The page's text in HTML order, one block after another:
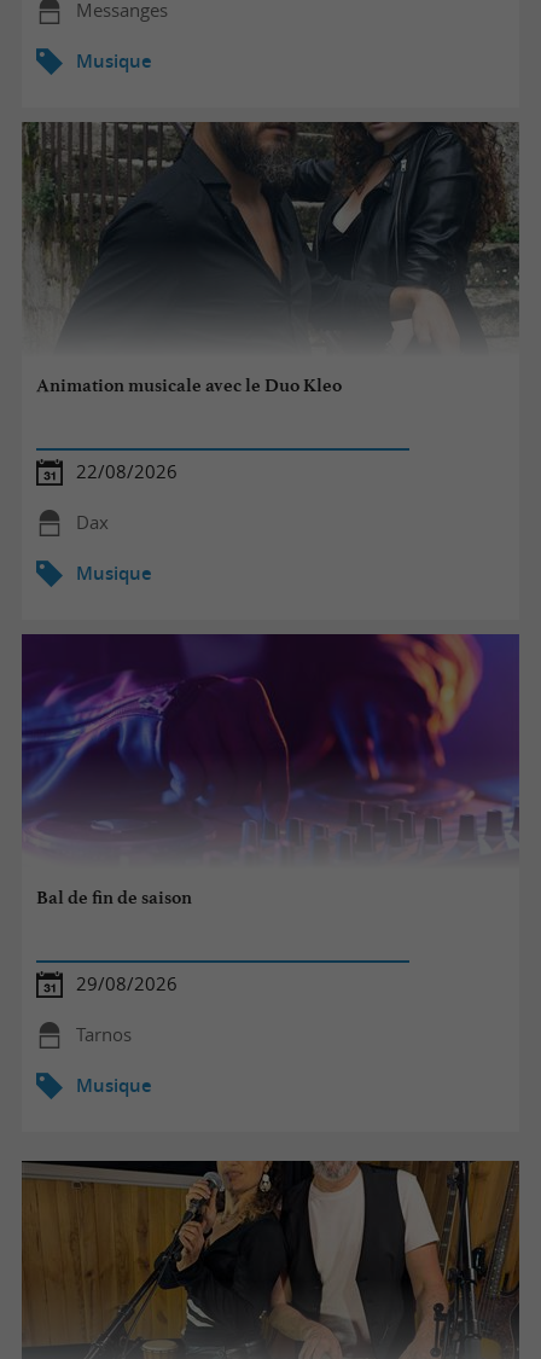
Messanges
Musique
Animation musicale avec le Duo Kleo
22/08/2026
Dax
Musique
Bal de fin de saison
29/08/2026
Tarnos
Musique